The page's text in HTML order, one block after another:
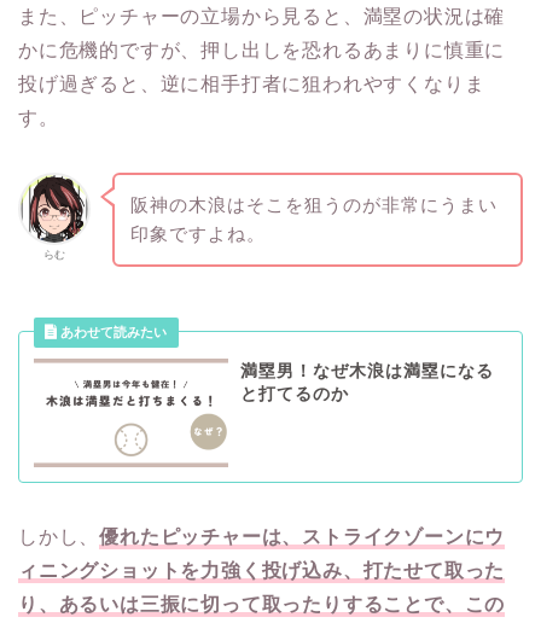
また、ピッチャーの立場から見ると、満塁の状況は確
かに危機的ですが、押し出しを恐れるあまりに慎重に
投げ過ぎると、逆に相手打者に狙われやすくなりま
す。
らむ
阪神の木浪はそこを狙うのが非常にうまい
印象ですよね。
満塁男！なぜ木浪は満塁になる
と打てるのか
しかし、優れたピッチャーは、ストライクゾーンにウ
ィニングショットを力強く投げ込み、打たせて取った
り、あるいは三振に切って取ったりすることで、この